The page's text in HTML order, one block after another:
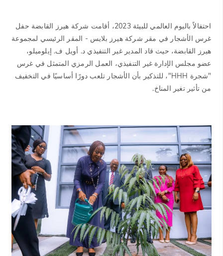
احتفالاً باليوم العالمي للبيئة 2023، أقامت شركة هيرز القابضة حفل
غرس الأشجار في مقر شركة هيرز بلايس - المقر الرئيسي لمجموعة
هيرز القابضة، حيث قاد المدير غير التنفيذي د. أويل ف. إيلوميلو،
عضو مجلس الإدارة غير التنفيذي، العمل الرمزي المتمثل في غرس
"شجرة HHH"، للتذكير بأن الأشجار تلعب دورًا أساسيًا في التخفيف
من تأثير تغير المناخ.